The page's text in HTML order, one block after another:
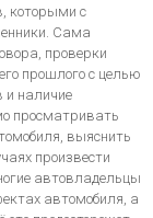
которыми с
Сама
проверки
прошлого с целью
и наличие
просматривать
выяснить
произвести
автовладельцы
автомобиля, а